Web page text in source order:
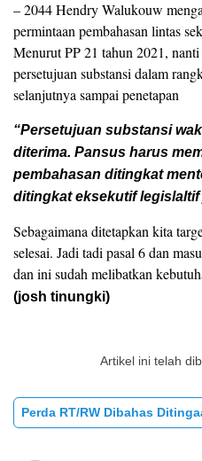
– 2044 Hendry Walukouw
permintaan pembahasan lintas
Menurut PP 21 tahun 2021,
persetujuan substansi dalam
selanjutnya sampai penetapan
“Persetujuan substansi
diterima. Pansus harus
pembahasan ditingkat
ditingkat eksekutif legislaltif
Sebagaimana ditetapkan kita
selesai. Jadi tadi pasal 6 dan
dan ini sudah melibatkan
(josh tinungki)
Artikel ini telah
Perda RT/RW Dibahas